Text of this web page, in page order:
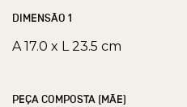
DIMENSÃO 1
A 17.0 x L 23.5 cm
PEÇA COMPOSTA (MÃE)